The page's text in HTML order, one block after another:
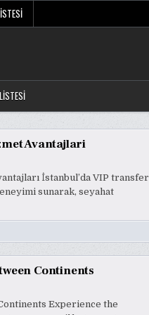
Avantajlari
İstanbul’da VIP transfer
sunarak, seyahat
Continents
Experience the